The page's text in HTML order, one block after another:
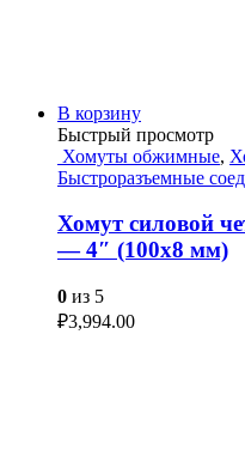
В корзину
Быстрый просмотр
Хомуты обжимные,
Быстроразъемные
Хомут силовой
— 4″ (100х8 мм)
0 из 5
₽3,994.00